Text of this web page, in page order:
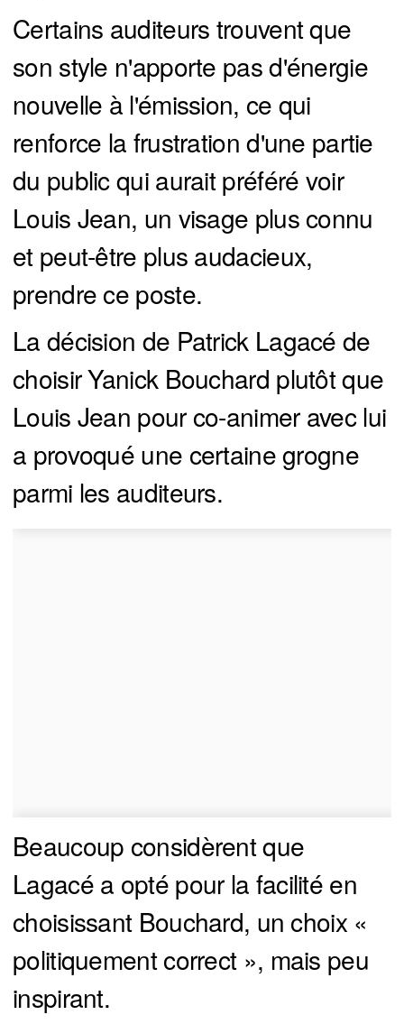
Certains auditeurs trouvent que
son style n'apporte pas d'énergie
nouvelle à l'émission, ce qui
renforce la frustration d'une partie
du public qui aurait préféré voir
Louis Jean, un visage plus connu
et peut-être plus audacieux,
prendre ce poste.
La décision de Patrick Lagacé de
choisir Yanick Bouchard plutôt que
Louis Jean pour co-animer avec lui
a provoqué une certaine grogne
parmi les auditeurs.
Beaucoup considèrent que
Lagacé a opté pour la facilité en
choisissant Bouchard, un choix «
politiquement correct », mais peu
inspirant.